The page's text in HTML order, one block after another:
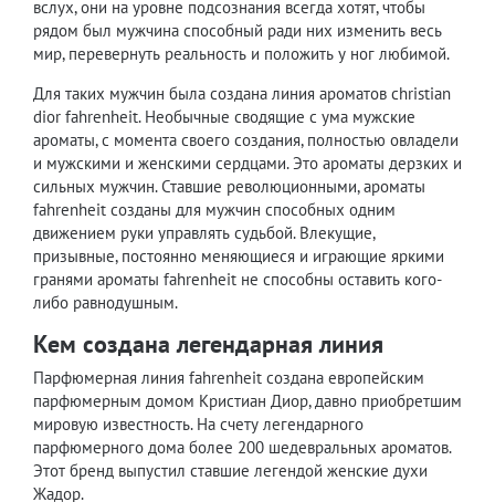
вслух, они на уровне подсознания всегда хотят, чтобы
рядом был мужчина способный ради них изменить весь
мир, перевернуть реальность и положить у ног любимой.
Для таких мужчин была создана линия ароматов christian
dior fahrenheit. Необычные сводящие с ума мужские
ароматы, с момента своего создания, полностью овладели
и мужскими и женскими сердцами. Это ароматы дерзких и
сильных мужчин. Ставшие революционными, ароматы
fahrenheit созданы для мужчин способных одним
движением руки управлять судьбой. Влекущие,
призывные, постоянно меняющиеся и играющие яркими
гранями ароматы fahrenheit не способны оставить кого-
либо равнодушным.
Кем создана легендарная линия
Парфюмерная линия fahrenheit создана европейским
парфюмерным домом Кристиан Диор, давно приобретшим
мировую известность. На счету легендарного
парфюмерного дома более 200 шедевральных ароматов.
Этот бренд выпустил ставшие легендой женские духи
Жадор.